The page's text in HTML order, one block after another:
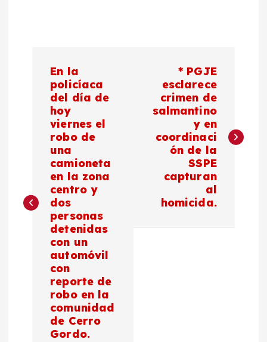
a
En la
policíaca
del día de
hoy
viernes el
robo de
una
camioneta
en la zona
centro y
dos
personas
detenidas
con un
automóvil
con
reporte de
robo en la
comunidad
de Cerro
Gordo.
* PGJE
esclarece
crimen de
salmantino
y en
coordinaci
ón de la
SSPE
capturan
al
homicida.